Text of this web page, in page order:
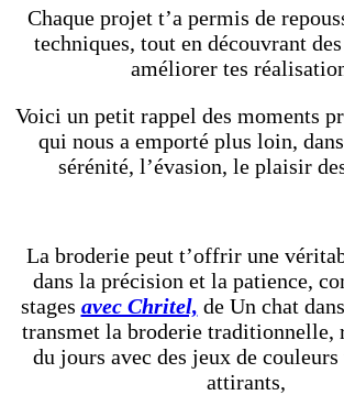
Chaque projet t’a permis de
techniques, tout en découvrant
améliorer tes
Voici un petit rappel des moments
qui nous a emporté plus loin,
sérénité, l’évasion, le plaisir
La broderie peut t’offrir une
dans la précision et la patience,
stages avec Chritel, de Un chat
transmet la broderie traditionnelle,
du jours avec des jeux de
attirants,